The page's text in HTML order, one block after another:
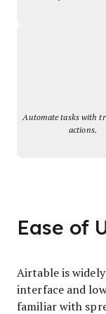
Automate tasks with
actions.
Ease of
Airtable is
interface and
familiar with